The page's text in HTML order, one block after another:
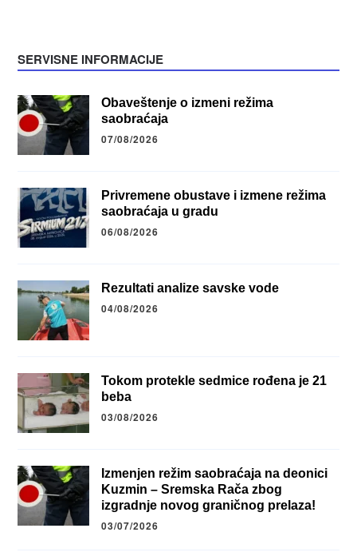
SERVISNE INFORMACIJE
Obaveštenje o izmeni režima
saobraćaja
07/08/2026
Privremene obustave i izmene režima
saobraćaja u gradu
06/08/2026
Rezultati analize savske vode
04/08/2026
Tokom protekle sedmice rođena je 21
beba
03/08/2026
Izmenjen režim saobraćaja na deonici
Kuzmin – Sremska Rača zbog
izgradnje novog graničnog prelaza!
03/07/2026